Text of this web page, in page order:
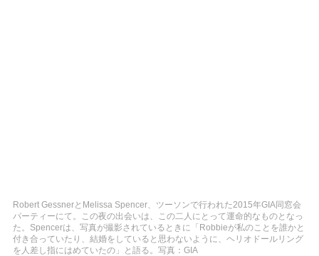
Robert GessnerとMelissa Spencer、ツーソンで行われた2015年GIA同窓会
パーティーにて。この夜の出会いは、この二人にとって運命的なものとなっ
た。Spencerは、写真が撮影されているときに「Robbieが私のことを誰かと
付き合っていたり、結婚をしていると思わないように、ヘリオドールリング
を人差し指にはめていたの」と語る。写真：GIA